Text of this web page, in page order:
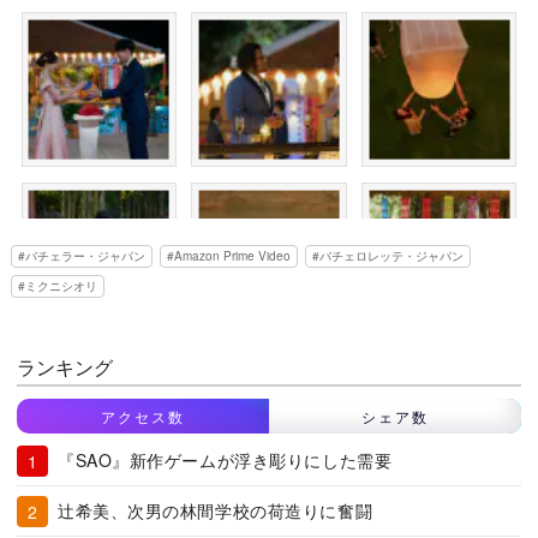
バチェラー・ジャパン Amazon Prime Video
バチェロレッテ・ジャパン
ミクニシオリ
ランキング
アクセス数 シェア数
『SAO』新作ゲームが浮き彫りにした需要
辻希美、次男の林間学校の荷造りに奮闘